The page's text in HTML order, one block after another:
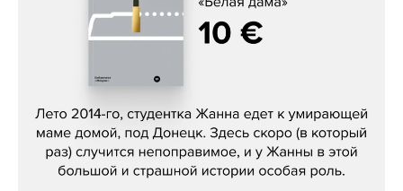
Сергей Лебедев, «Белая дама»